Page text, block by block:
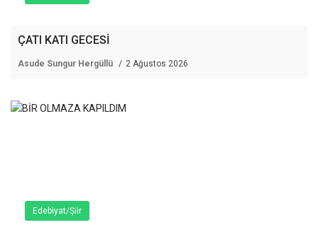
ÇATI KATI GECESİ
Asude Sungur Hergüllü 2 Ağustos 2026
Edebiyat/Şiir